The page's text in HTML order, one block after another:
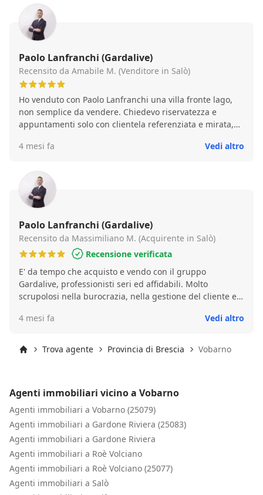
agenzia Gardalive, che mi sta aiutando a gestire le fasi
post-vendita. Posso solo che consigliarvi di vendere o
acquistare casa con Paolo e il suo staff.
Paolo Lanfranchi (Gardalive)
Recensito da Amabile M. (Venditore in Salò)
Ho venduto con Paolo Lanfranchi una villa fronte lago,
non semplice da vendere. Chiedevo riservatezza e
appuntamenti solo con clientela referenziata e mirata,
visionarla in loco. E' stato gestito tutto alla perfezione ed
interessamenti concreti, ricevendo due proposte
d'acquisto ed accettando quella per me più vicina alla
mia richiesta economica. Consiglio vivamente l'agenzia
Gardalive e tutto il suo staff.
4 mesi fa Vedi altro
Paolo Lanfranchi (Gardalive)
Recensito da Massimiliano M. (Acquirente in Salò)
Recensione verificata
E' da tempo che acquisto e vendo con il gruppo
Gardalive, professionisti seri ed affidabili. Molto
scrupolosi nella burocrazia, nella gestione del cliente e
segue da anni e, oltre che essere preparato è diventato
vendita si sono sempre rivelati corretti. Per chi volesse
vendere o acquistare, posso solo che spendere ottime
4 mesi fa Vedi altro
Trova agente Provincia di Brescia Vobarno
Agenti immobiliari vicino a Vobarno
Agenti immobiliari a Vobarno (25079)
Agenti immobiliari a Gardone Riviera (25083)
Agenti immobiliari a Gardone Riviera
Agenti immobiliari a Roè Volciano
Agenti immobiliari a Roè Volciano (25077)
Agenti immobiliari a Salò